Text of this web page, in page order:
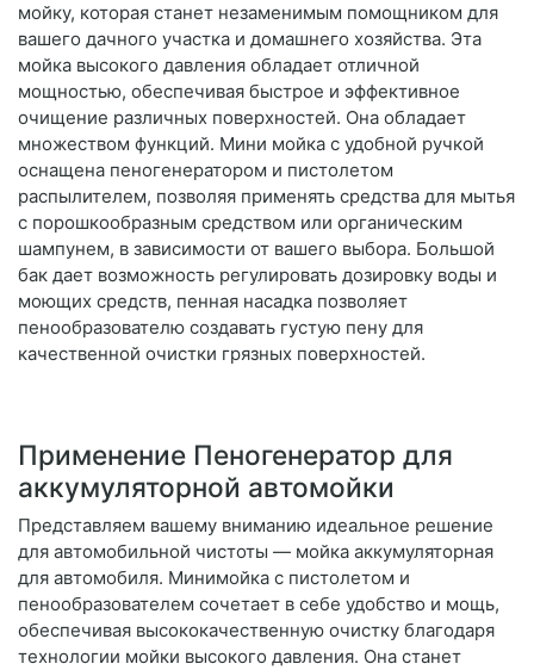
мойку, которая станет незаменимым помощником для
вашего дачного участка и домашнего хозяйства. Эта
мойка высокого давления обладает отличной
мощностью, обеспечивая быстрое и эффективное
очищение различных поверхностей. Она обладает
множеством функций. Мини мойка с удобной ручкой
оснащена пеногенератором и пистолетом
распылителем, позволяя применять средства для мытья
с порошкообразным средством или органическим
шампунем, в зависимости от вашего выбора. Большой
бак дает возможность регулировать дозировку воды и
моющих средств, пенная насадка позволяет
пенообразователю создавать густую пену для
качественной очистки грязных поверхностей.
Применение Пеногенератор для
аккумуляторной автомойки
Представляем вашему вниманию идеальное решение
для автомобильной чистоты — мойка аккумуляторная
для автомобиля. Минимойка с пистолетом и
пенообразователем сочетает в себе удобство и мощь,
обеспечивая высококачественную очистку благодаря
технологии мойки высокого давления. Она станет